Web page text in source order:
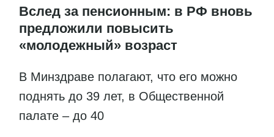
Вслед за пенсионным: в РФ вновь
предложили повысить
«молодежный» возраст
В Минздраве полагают, что его можно
поднять до 39 лет, в Общественной
палате – до 40